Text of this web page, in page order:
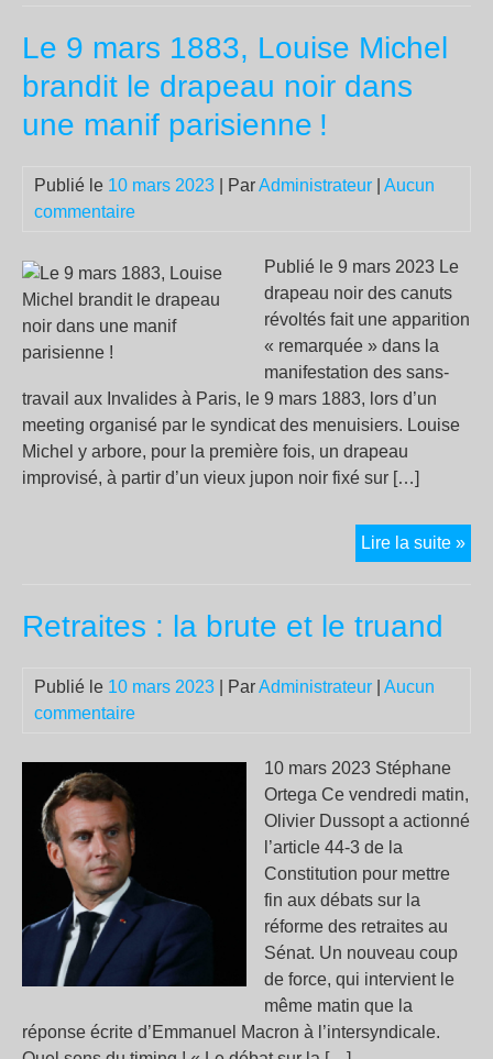
Le 9 mars 1883, Louise Michel
brandit le drapeau noir dans
une manif parisienne !
Publié le 10 mars 2023 | ParAdministrateur
Aucun
commentaire
Publié le 9 mars 2023 Le
drapeau noir des canuts
révoltés fait une apparition
« remarquée » dans la
manifestation des sans-
travail aux Invalides à Paris, le 9 mars 1883, lors d’un
meeting organisé par le syndicat des menuisiers. Louise
Michel y arbore, pour la première fois, un drapeau
improvisé, à partir d’un vieux jupon noir fixé sur […]
Lire la suite »Le
9
une
Retraites : la brute et le truand
Publié le 10 mars 2023 | ParAdministrateur
Aucun
commentaire
10 mars 2023 Stéphane
Ortega Ce vendredi matin,
Olivier Dussopt a actionné
l’article 44-3 de la
Constitution pour mettre
fin aux débats sur la
réforme des retraites au
Sénat. Un nouveau coup
de force, qui intervient le
même matin que la
réponse écrite d’Emmanuel Macron à l’intersyndicale.